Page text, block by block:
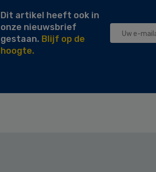
Dit artikel heeft ook in
onze nieuwsbrief
gestaan. Blijf op de
hoogte.